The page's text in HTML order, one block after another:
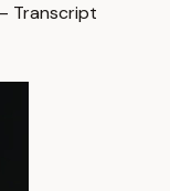
Transcript